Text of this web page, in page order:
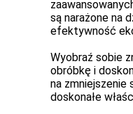
są narażone na
efektywność
Wyobraź sobie
obróbkę i
na
doskonałe